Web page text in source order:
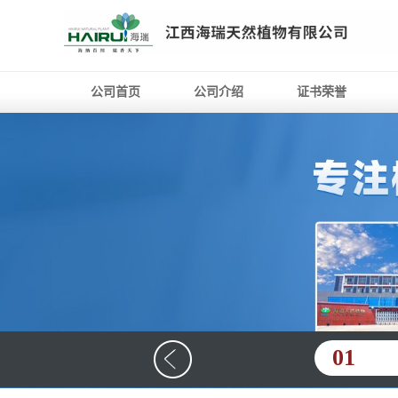
公司首页 公司介绍 证书荣誉
01